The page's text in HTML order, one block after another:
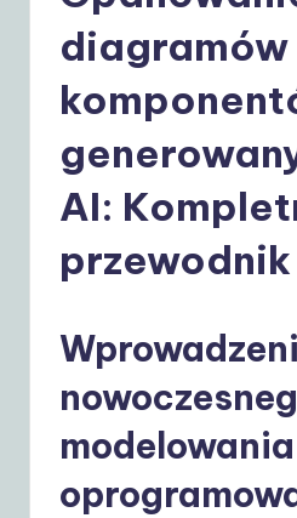
diagramów
AI:
przewodnik
modelowania